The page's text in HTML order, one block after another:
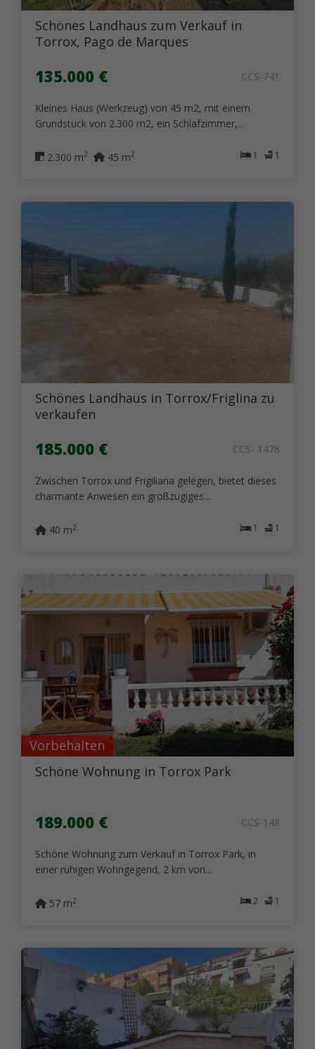
Schönes Landhaus zum Verkauf in
Torrox, Pago de Marques
135.000 € CCS-741
Kleines Haus (Werkzeug) von 45 m2, mit einem
Grundstück von 2.300 m2, ein Schlafzimmer,...
1 1
2.300 m2 45 m2
Schönes Landhaus in Torrox/Friglina zu
verkaufen
185.000 € CCS- 1478
Zwischen Torrox und Frigiliana gelegen, bietet dieses
charmante Anwesen ein großzügiges...
1 1
40 m2
Vorbehalten
Schöne Wohnung in Torrox Park
189.000 € CCS-148
Schöne Wohnung zum Verkauf in Torrox Park, in
einer ruhigen Wohngegend, 2 km von...
2 1
57 m2